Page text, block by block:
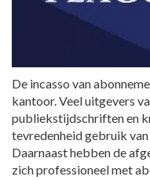
De incasso van
kantoor. Veel uitgevers
publiekstijdschriften en
tevredenheid gebruik
Daarnaast hebben de
zich professioneel met